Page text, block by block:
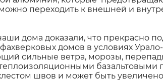
переходить к внешней и
дома доказали, что прекрасно
домов в условиях
сильные ветра, морозы,
базальтовыми
швов и может быть